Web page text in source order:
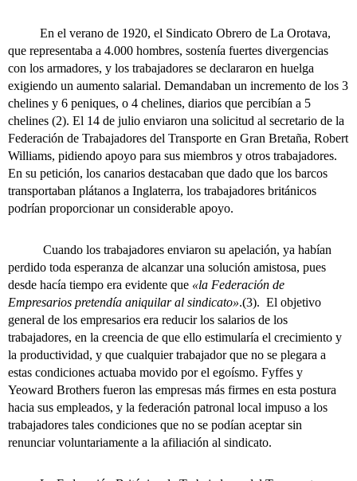
En el verano de 1920, el Sindicato Obrero de La Orotava,
que representaba a 4.000 hombres, sostenía fuertes divergencias
con los armadores, y los trabajadores se declararon en huelga
exigiendo un aumento salarial. Demandaban un incremento de los 3
chelines y 6 peniques, o 4 chelines, diarios que percibían a 5
chelines (2). El 14 de julio enviaron una solicitud al secretario de la
Federación de Trabajadores del Transporte en Gran Bretaña, Robert
Williams, pidiendo apoyo para sus miembros y otros trabajadores.
En su petición, los canarios destacaban que dado que los barcos
transportaban plátanos a Inglaterra, los trabajadores británicos
podrían proporcionar un considerable apoyo.
Cuando los trabajadores enviaron su apelación, ya habían
perdido toda esperanza de alcanzar una solución amistosa, pues
desde hacía tiempo era evidente que «la Federación de
Empresarios pretendía aniquilar al sindicato».(3). El objetivo
general de los empresarios era reducir los salarios de los
trabajadores, en la creencia de que ello estimularía el crecimiento y
la productividad, y que cualquier trabajador que no se plegara a
estas condiciones actuaba movido por el egoísmo. Fyffes y
Yeoward Brothers fueron las empresas más firmes en esta postura
hacia sus empleados, y la federación patronal local impuso a los
trabajadores tales condiciones que no se podían aceptar sin
renunciar voluntariamente a la afiliación al sindicato.